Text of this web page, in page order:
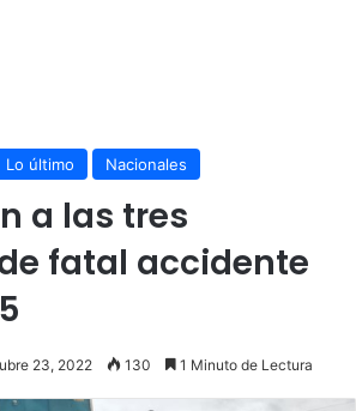
Lo último Nacionales
a las tres
fatal accidente
23, 2022 130 1 Minuto de Lectura